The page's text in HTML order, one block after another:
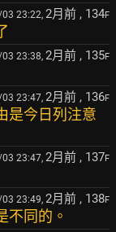
23:22, 2月前 , 134F
23:38, 2月前 , 135F
23:47, 2月前 , 136F
是今日列注意
23:47, 2月前 , 137F
23:49, 2月前 , 138F
不同的。